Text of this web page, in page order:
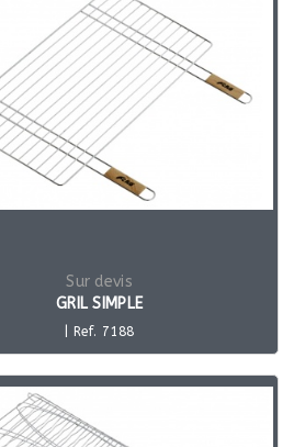
Sur devis
GRIL SIMPLE
| Ref. 7188